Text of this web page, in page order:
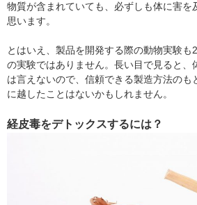
物質が含まれていても、必ずしも体に害を
思います。
とはいえ、製品を開発する際の動物実験
の実験ではありません。長い目で見ると、
は言えないので、信頼できる製造方法のも
に越したことはないかもしれません。
経皮毒をデトックスするには？